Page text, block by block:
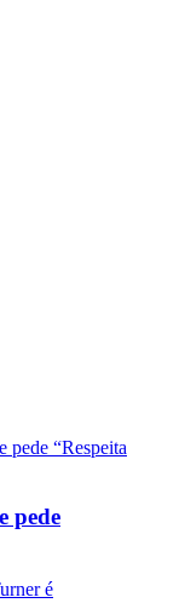
pede